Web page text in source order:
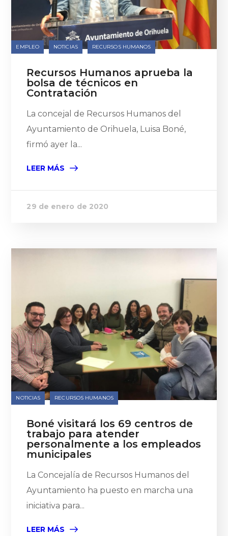
EMPLEO NOTICIAS RECURSOS HUMANOS
Recursos Humanos aprueba la
bolsa de técnicos en
Contratación
La concejal de Recursos Humanos del
Ayuntamiento de Orihuela, Luisa Boné,
firmó ayer la...
LEER MÁS
29 de enero de 2020
NOTICIAS RECURSOS HUMANOS
Boné visitará los 69 centros de
trabajo para atender
personalmente a los empleados
municipales
La Concejalía de Recursos Humanos del
Ayuntamiento ha puesto en marcha una
iniciativa para...
LEER MÁS